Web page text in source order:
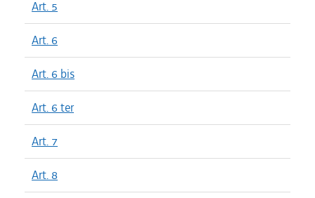
Art. 5
Art. 6
Art. 6 bis
Art. 6 ter
Art. 7
Art. 8